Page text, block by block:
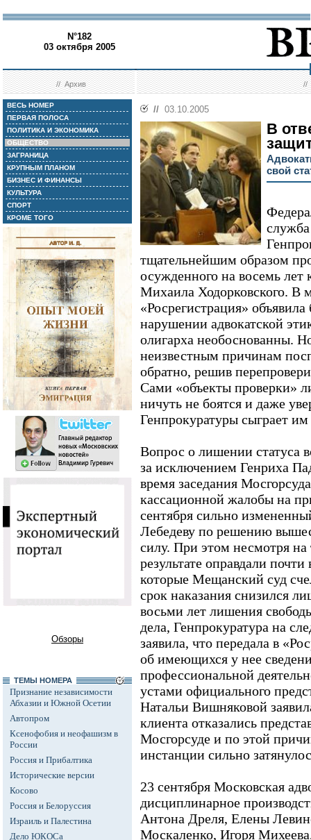
N°182
03 октября 2005
//Архив //
ВЕСЬ НОМЕР
ПЕРВАЯ ПОЛОСА
ПОЛИТИКА И ЭКОНОМИКА
ОБЩЕСТВО
ЗАГРАНИЦА
КРУПНЫМ ПЛАНОМ
БИЗНЕС И ФИНАНСЫ
КУЛЬТУРА
СПОРТ
КРОМЕ ТОГО
Обзоры
ТЕМЫ НОМЕРА
Признание независимости
Абхазии и Южной Осетии
Автопром
Ксенофобия и неофашизм в
России
Россия и Прибалтика
Исторические версии
Косово
Россия и Белоруссия
Израиль и Палестина
Дело ЮКОСа
// 03.10.2005
В
свой
тщательнейшим образом
осужденного на восемь
Михаила Ходорковского. В
«Росрегистрация»
нарушении адвокатской
олигарха необоснованны.
неизвестным причинам
обратно, решив
Сами «объекты проверки»
ничуть не боятся и даже
Генпрокуратуры сыграет им
Вопрос о лишении статуса
за исключением Генриха
время заседания
кассационной жалобы на
сентября сильно
Лебедеву по решению
силу. При этом несмотря
результате оправдали
которые Мещанский суд
срок наказания снизился
восьми лет лишения
дела, Генпрокуратура на
заявила, что передала в
об имеющихся у нее
профессиональной
устами официального
Натальи Вишняковой
клиента отказались
Мосгорсуде и по этой
инстанции сильно
23 сентября Московская
дисциплинарное
Антона Дреля, Елены
Москаленко, Игоря